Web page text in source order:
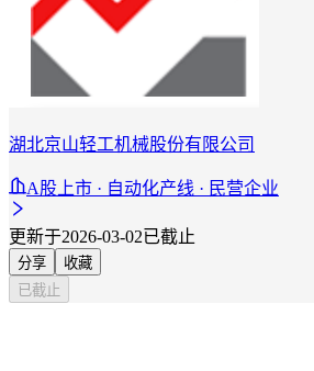
湖北京山轻工机械股份有限公司
A股上市 · 自动化产线 · 民营企业
更新于2026-03-02已截止
分享
收藏
已截止